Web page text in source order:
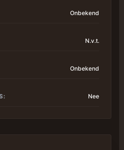
Onbekend
N.v.t.
Onbekend
Nee